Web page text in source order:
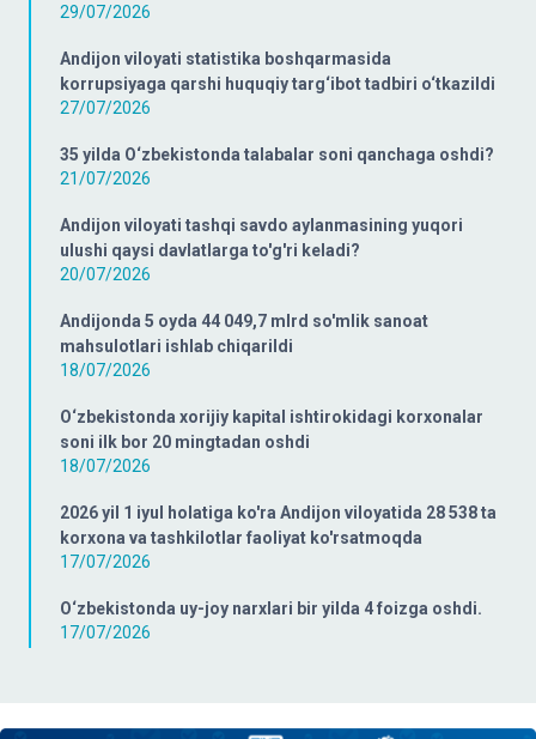
29/07/2026
Andijon viloyati statistika boshqarmasida
korrupsiyaga qarshi huquqiy targ‘ibot tadbiri o‘tkazildi
27/07/2026
35 yilda O‘zbekistonda talabalar soni qanchaga oshdi?
21/07/2026
Andijon viloyati tashqi savdo aylanmasining yuqori
ulushi qaysi davlatlarga to'g'ri keladi?
20/07/2026
Andijonda 5 oyda 44 049,7 mlrd so'mlik sanoat
mahsulotlari ishlab chiqarildi
18/07/2026
O‘zbekistonda xorijiy kapital ishtirokidagi korxonalar
soni ilk bor 20 mingtadan oshdi
18/07/2026
2026 yil 1 iyul holatiga ko'ra Andijon viloyatida 28 538 ta
korxona va tashkilotlar faoliyat ko'rsatmoqda
17/07/2026
O‘zbekistonda uy-joy narxlari bir yilda 4 foizga oshdi.
17/07/2026